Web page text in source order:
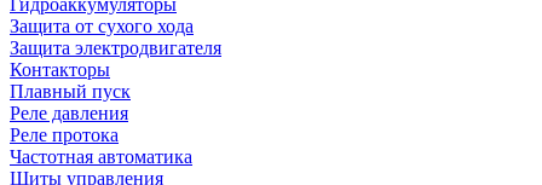
Защита от сухого хода
Защита электродвигателя
Контакторы
Плавный пуск
Реле давления
Реле протока
Частотная автоматика
Щиты управления